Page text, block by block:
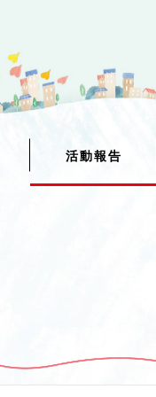
活動報告